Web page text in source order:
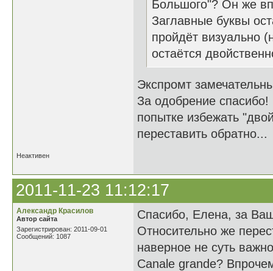
Большого"? Он же
Заглавные буквы
пройдёт визуально
остаётся
Экспромт
За одобрение
попытке избежать
переставить обратно...
Неактивен
2011-11-23 11:12:17
Александр Красилов
Автор сайта
Зарегистрирован: 2011-09-01
Сообщений: 1087
Спасибо, Елена, за
Относительно же
наверное не суть
Canale grande?